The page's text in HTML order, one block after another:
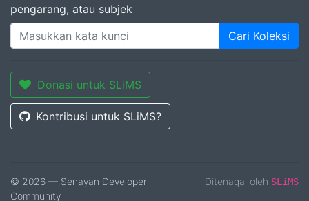
pengarang, atau subjek
Cari Koleksi
Donasi untuk SLiMS
Kontribusi untuk SLiMS?
© 2026 — Senayan Developer
Community
Ditenagai oleh SLiMS